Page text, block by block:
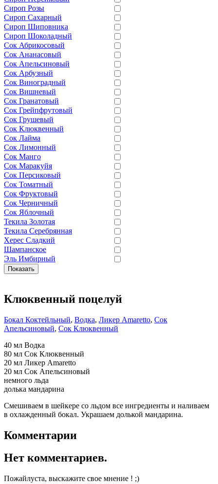
Сироп Розы
Сироп Сахарный
Сироп Шиповника
Сироп Шоколадный
Сок Абрикосовый
Сок Ананасовый
Сок Апельсиновый
Сок Арбузный
Сок Виноградный
Сок Вишневый
Сок Гранатовый
Сок Грейпфрутовый
Сок Грушевый
Сок Клюквенный
Сок Лайма
Сок Лимонный
Сок Манго
Сок Маракуйя
Сок Персиковый
Сок Томатный
Сок Фруктовый
Сок Черничный
Сок Яблочный
Текила Золотая
Текила Серебрянная
Херес Сладкий
Шампанское
Эль Имбирный
Клюквенный поцелуй
Бокал Коктейльный, Водка, Ликер Amaretto, Сок
Апельсиновый, Сок Клюквенный
40 мл Водка
80 мл Сок Клюквенный
20 мл Ликер Amaretto
20 мл Сок Апельсиновый
немного льда
долька мандарина
Смешиваем в шейкере со льдом все ингредиенты и наливаем
в охлажденный бокал. Украшаем долькой мандарина.
Комментарии
Нет комментариев.
Пожайлуста, выскажите свое мнение ! ;)